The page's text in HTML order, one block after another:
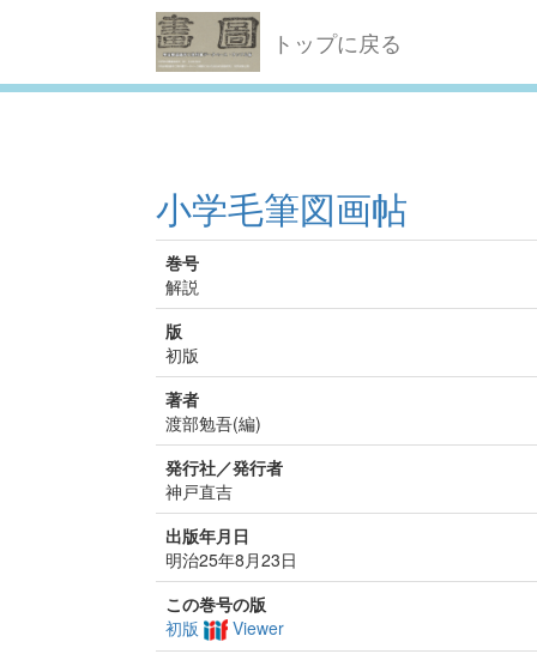
トップに戻る
小学毛筆図画帖
巻号
解説
版
初版
著者
渡部勉吾(編)
発行社／発行者
神戸直吉
出版年月日
明治25年8月23日
この巻号の版
初版
Viewer